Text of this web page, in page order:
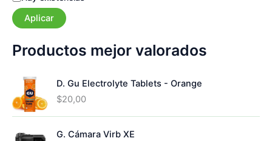
r
í
s
t
d
o
Aplicar
Productos mejor valorados
D. Gu Electrolyte Tablets - Orange
$20,00
G. Cámara Virb XE